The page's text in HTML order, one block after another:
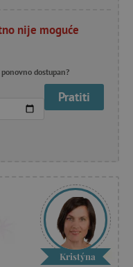
nije moguće
dostupan?
Pratiti
Kristýna